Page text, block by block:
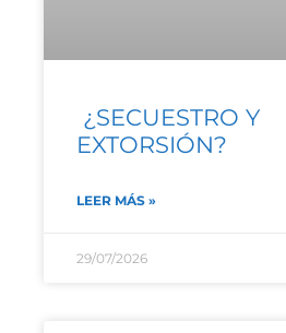
¿SECUESTRO Y
EXTORSIÓN?
LEER MÁS »
29/07/2026